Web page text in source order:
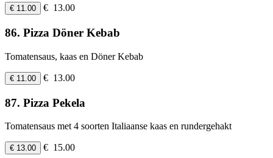
€ 11.00 € 13.00
86. Pizza Döner Kebab
Tomatensaus, kaas en Döner Kebab
€ 11.00 € 13.00
87. Pizza Pekela
Tomatensaus met 4 soorten Italiaanse kaas en rundergehakt
€ 13.00 € 15.00